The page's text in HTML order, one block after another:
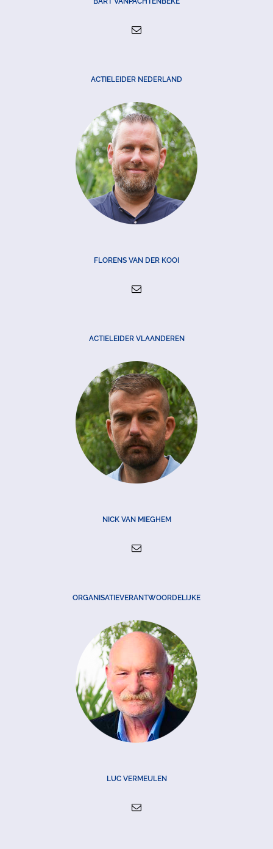
ACTIELEIDER NEDERLAND
FLORENS VAN DER KOOI
ACTIELEIDER VLAANDEREN
NICK VAN MIEGHEM
ORGANISATIEVERANTWOORDELIJKE
LUC VERMEULEN